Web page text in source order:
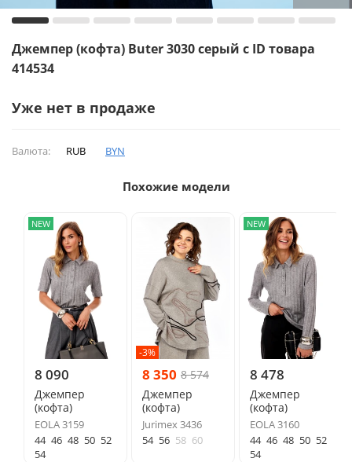
Джемпер (кофта) Buter 3030 серый с ID товара
414534
Уже нет в продаже
Валюта: RUB BYN
Похожие модели
NEW
8 090
Джемпер
(кофта)
EOLA 3159
44 46 48 50 52
54
-3%
8 350 8 574
Джемпер
(кофта)
Jurimex 3436
54 56 58 60
NEW
8 478
Джемпер
(кофта)
EOLA 3160
44 46 48 50 52
54